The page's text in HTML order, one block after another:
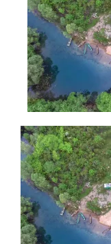
IMPRESSUM
UNTERWEGS
FAHRZEUG UND
WISSENSWERTES
ÜBER UNS